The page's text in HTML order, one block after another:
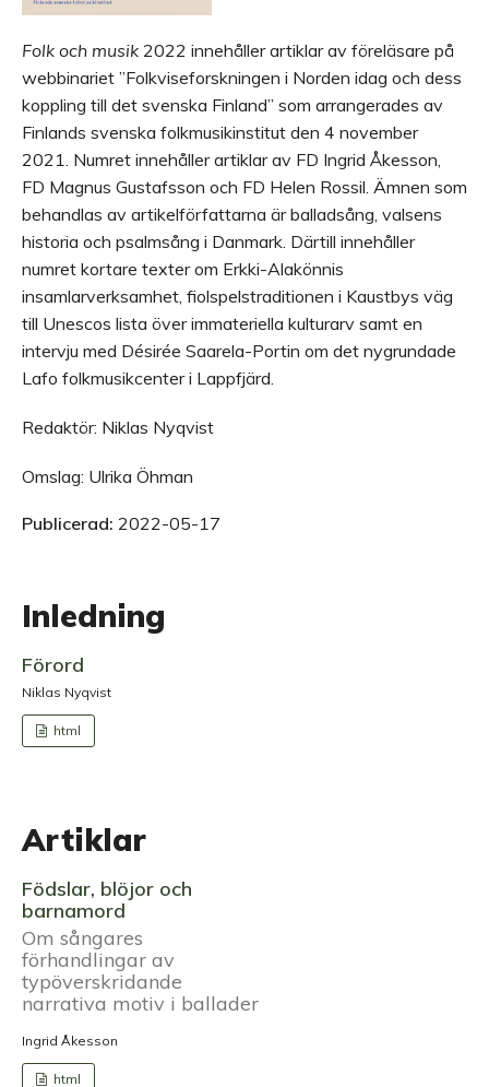
Folk och musik 2022 innehåller artiklar av föreläsare på
webbinariet ”Folkviseforskningen i Norden idag och dess
koppling till det svenska Finland” som arrangerades av
Finlands svenska folkmusikinstitut den 4 november
2021. Numret innehåller artiklar av FD Ingrid Åkesson,
FD Magnus Gustafsson och FD Helen Rossil. Ämnen som
behandlas av artikelförfattarna är balladsång, valsens
historia och psalmsång i Danmark. Därtill innehåller
numret kortare texter om Erkki-Alakönnis
insamlarverksamhet, fiolspelstraditionen i Kaustbys väg
till Unescos lista över immateriella kulturarv samt en
intervju med Désirée Saarela-Portin om det nygrundade
Lafo folkmusikcenter i Lappfjärd.
Redaktör: Niklas Nyqvist
Omslag: Ulrika Öhman
Publicerad: 2022-05-17
Inledning
Förord
Niklas Nyqvist
html
Artiklar
Födslar, blöjor och
barnamord
Om sångares
förhandlingar av
typöverskridande
narrativa motiv i ballader
Ingrid Åkesson
html